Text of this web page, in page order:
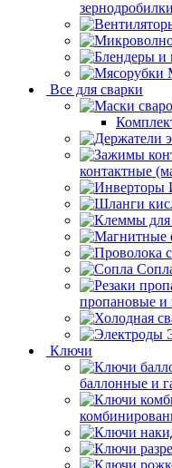
зернодробилки
Все для сварки
контактные
пропановые и
Ключи
баллонные и